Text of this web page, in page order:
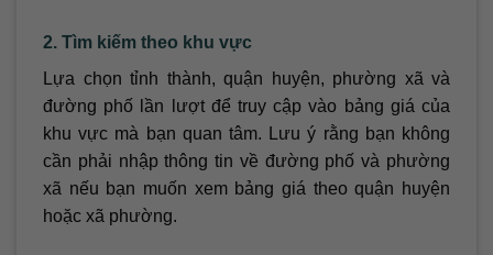
2. Tìm kiếm theo khu vực
Lựa chọn tỉnh thành, quận huyện, phường xã và
đường phố lần lượt để truy cập vào bảng giá của
khu vực mà bạn quan tâm. Lưu ý rằng bạn không
cần phải nhập thông tin về đường phố và phường
xã nếu bạn muốn xem bảng giá theo quận huyện
hoặc xã phường.